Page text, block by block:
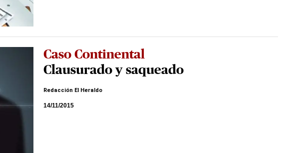
Caso Continental
Clausurado y saqueado
Redacción El Heraldo
14/11/2015